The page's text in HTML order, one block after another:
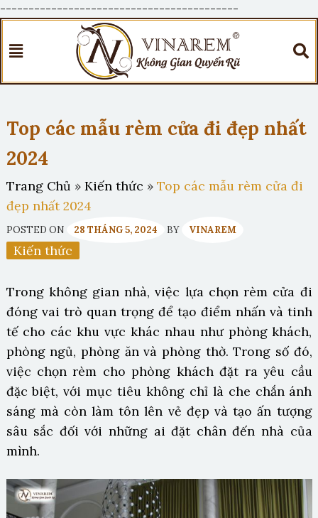
------------------------------------------
Top các mẫu rèm cửa đi đẹp nhất
2024
Trang Chủ » Kiến thức » Top các mẫu rèm cửa đi
đẹp nhất 2024
POSTED ON 28 THÁNG 5, 2024 BY VINAREM
Kiến thức
Trong không gian nhà, việc lựa chọn rèm cửa đi
đóng vai trò quan trọng để tạo điểm nhấn và tinh
tế cho các khu vực khác nhau như phòng khách,
phòng ngủ, phòng ăn và phòng thờ. Trong số đó,
việc chọn rèm cho phòng khách đặt ra yêu cầu
đặc biệt, với mục tiêu không chỉ là che chắn ánh
sáng mà còn làm tôn lên vẻ đẹp và tạo ấn tượng
sâu sắc đối với những ai đặt chân đến nhà của
mình.